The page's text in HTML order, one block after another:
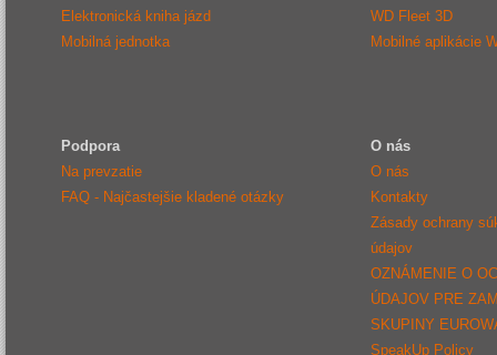
Elektronická kniha jázd
Mobilná jednotka
WD Fleet 3D
Mobilné aplikácie
Podpora
Na prevzatie
FAQ - Najčastejšie kladené otázky
O nás
O nás
Kontakty
Zásady ochrany
údajov
OZNÁMENIE O
ÚDAJOV PRE
SKUPINY
SpeakUp Policy